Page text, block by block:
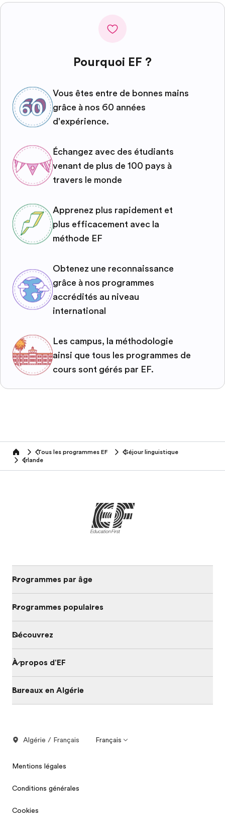
Pourquoi EF ?
Vous êtes entre de bonnes mains
grâce à nos 60 années
d'expérience.
Échangez avec des étudiants
venant de plus de 100 pays à
travers le monde
Apprenez plus rapidement et
plus efficacement avec la
méthode EF
Obtenez une reconnaissance
grâce à nos programmes
accrédités au niveau
international
Les campus, la méthodologie
ainsi que tous les programmes de
cours sont gérés par EF.
home Tous les programmes EF
Séjour linguistique
Irlande
Programmes par âge
Programmes populaires
Découvrez
À propos d'EF
Bureaux en Algérie
Algérie / Français Français
Mentions légales
Conditions générales
Cookies